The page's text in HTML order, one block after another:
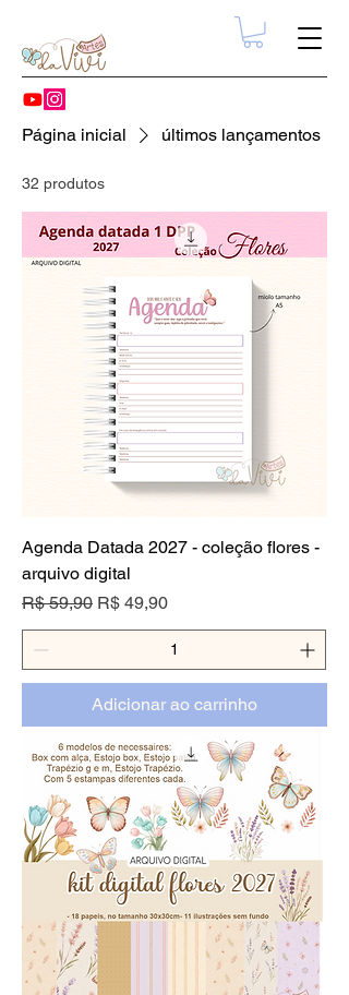
Página inicial últimos lançamentos
32 produtos
Agenda Datada 2027 - coleção flores -
arquivo digital
Preço normal
R$ 59,90 Preço promocional
R$ 49,90
Adicionar ao carrinho